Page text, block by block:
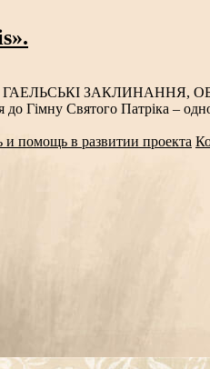
ГАЕЛЬСЬКІ
Гімну Святого Патріка –
и помощь в развитии проекта